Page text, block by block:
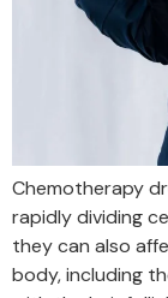
Chemotherapy
rapidly dividing
they can also
body, including